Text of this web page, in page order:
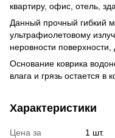
квартиру, офис, отель,
Данный прочный гибкий
ультрафиолетовому
неровности
Основание коврика
влага и грязь остается
Характеристики
Цена за
1 шт.